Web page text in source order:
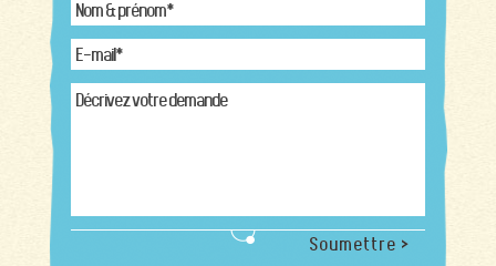
Soumettre >